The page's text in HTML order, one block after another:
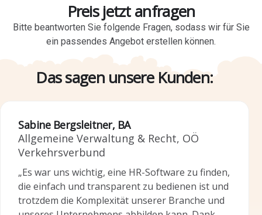
Preis jetzt anfragen
Bitte beantworten Sie folgende Fragen, sodass wir für Sie
ein passendes Angebot erstellen können.
Das sagen unsere Kunden:
Josef Steininger
Amtsleiter, Marktgemeinde Windhaag bei
Freistadt
“Optimal ist die einfache Zeiterfassung mittels
Terminal und mit dem Mobiltelefon mittels App,
Sabine Bergsleitner, BA
Allgemeine Verwaltung & Recht, OÖ
Verkehrsverbund
„Es war uns wichtig, eine HR-Software zu finden,
die einfach und transparent zu bedienen ist und
trotzdem die Komplexität unserer Branche und
Falkensteiner Michaeler Tourism Group AG
Head of HR
vereinfacht. Der Support ist äußerst kompetent
und schnell. Wir sind sehr froh, gerade jetzt in
der Covid-19 Krise, so einen zuverlässigen